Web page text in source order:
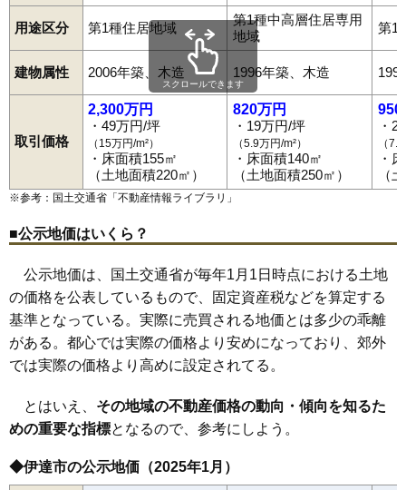
用途区分 第1種住居地域
第1種中高層住居専用
地域
第1
建物属性 2006年築、木造 1996年築、木造
取引価格
2,300万円
・49万円/坪
（15万円/m²）
・床面積155㎡
（土地面積220㎡）
820万円
・19万円/坪
（5.9万円/m²）
・床面積140㎡
（土地面積250㎡）
950
・
（
・
（
スクロールできます
※参考：国土交通省「 不動産情報ライブラリ 」
■公示地価はいくら？
公示地価は、国土交通省が毎年1月1日時点における土地
の価格を公表しているもので、固定資産税などを算定する
基準となっている。実際に売買される地価とは多少の乖離
がある。都心では実際の価格より安めになっており、郊外
では実際の価格より高めに設定されてる。
とはいえ、 その地域の不動産価格の動向・傾向を知るた
めの重要な指標となるので、参考にしよう。
◆伊達市の公示地価（2025年1月）